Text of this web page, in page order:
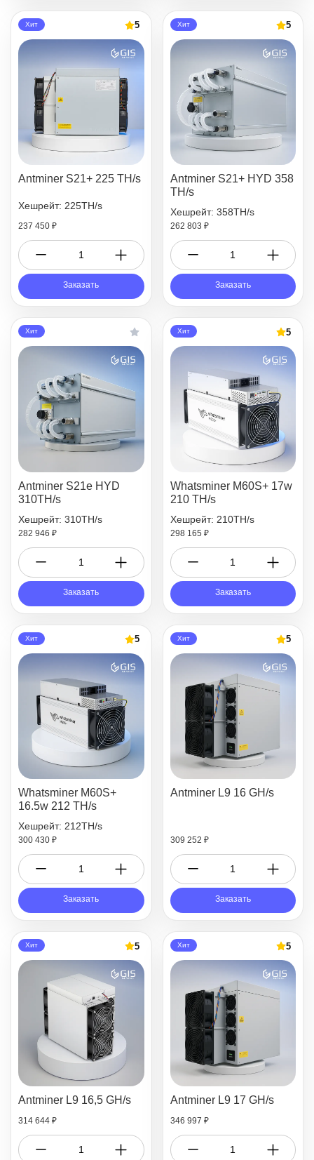
5
Хит
Antminer S21+ 225 TH/s
Хешрейт: 225TH/s
237 450 ₽
Заказать
5
Хит
Antminer S21+ HYD 358
TH/s
Хешрейт: 358TH/s
262 803 ₽
Заказать
Хит
Antminer S21e HYD
310TH/s
Хешрейт: 310TH/s
282 946 ₽
Заказать
5
Хит
Whatsminer M60S+ 17w
210 TH/s
Хешрейт: 210TH/s
298 165 ₽
Заказать
5
Хит
Whatsminer M60S+
16.5w 212 TH/s
Хешрейт: 212TH/s
300 430 ₽
Заказать
5
Хит
Antminer L9 16 GH/s
309 252 ₽
Заказать
5
Хит
Antminer L9 16,5 GH/s
314 644 ₽
5
Хит
Antminer L9 17 GH/s
346 997 ₽